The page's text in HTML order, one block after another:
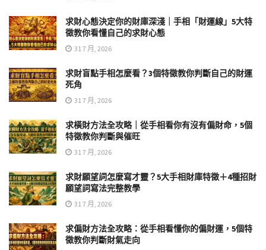
求財心態決定你的財庫深淺｜手相「財運線」5大特
徵教你看懂自己的求財心態
31 7 月, 2026
求財盲點手相怎麼看？3個特徵教你判斷自己的財運
死角
31 7 月, 2026
求橫財方法全攻略｜從手相看你有沒有偏財命，5個
特徵教你判斷與催旺
31 7 月, 2026
求財願望詞怎麼寫才靈？5大手相財庫特徵＋4種招財
願望詞寫法完整教學
31 7 月, 2026
求偏財方法全攻略：從手相看懂你的偏財運，5個特
徵教你判斷財氣走向